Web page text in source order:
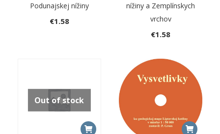
Podunajskej nížiny
€1.58
nížiny a Zemplínskych
vrchov
€1.58
Out of stock